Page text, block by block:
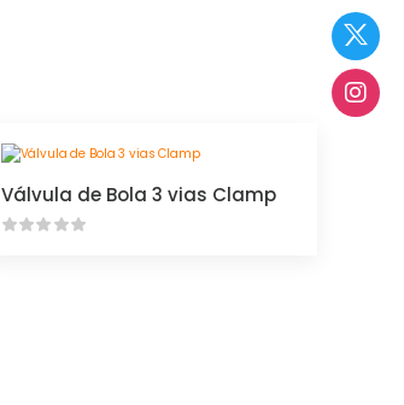
Válvula de Bola 3 vias Clamp